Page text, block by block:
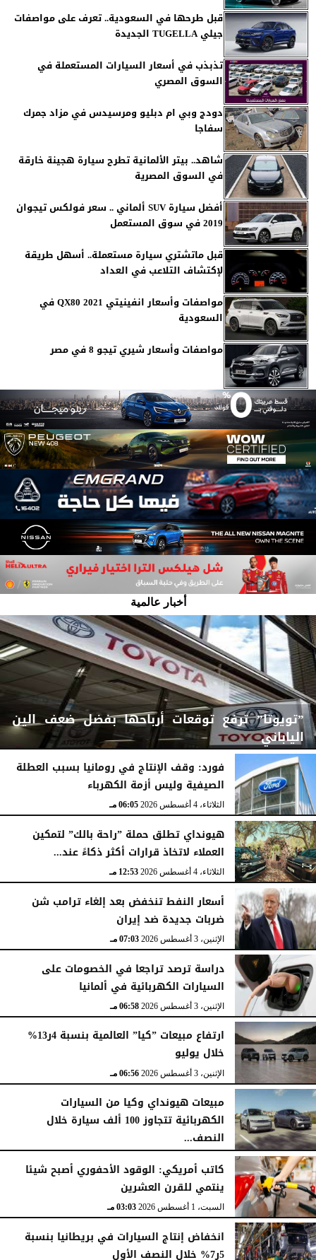
قبل طرحها في السعودية.. تعرف على مواصفات
جيلي TUGELLA الجديدة
تذبذب في أسعار السيارات المستعملة في
السوق المصري
دودج وبي ام دبليو ومرسيدس في مزاد جمرك
سفاجا
شاهد.. بيتر الألمانية تطرح سيارة هجينة خارقة
في السوق المصرية
أفضل سيارة SUV ألماني .. سعر فولكس تيجوان
2019 في سوق المستعمل
قبل ماتشتري سيارة مستعملة.. أسهل طريقة
لإكتشاف التلاعب في العداد
مواصفات وأسعار انفينيتي QX80 2021 في
السعودية
مواصفات وأسعار شيري تيجو 8 في مصر
أخبار عالمية
”تويوتا” ترفع توقعات أرباحها بفضل ضعف الين
الياباني
الثلاثاء، 4 أغسطس 2026 06:06 مـ
فورد: وقف الإنتاج في رومانيا بسبب العطلة
الصيفية وليس أزمة الكهرباء
الثلاثاء، 4 أغسطس 2026 06:05 مـ
هيونداي تطلق حملة ”راحة بالك” لتمكين
العملاء لاتخاذ قرارات أكثر ذكاءً عند...
الثلاثاء، 4 أغسطس 2026 12:53 مـ
أسعار النفط تنخفض بعد إلغاء ترامب شن
ضربات جديدة ضد إيران
الإثنين، 3 أغسطس 2026 07:03 مـ
دراسة ترصد تراجعا في الخصومات على
السيارات الكهربائية في ألمانيا
الإثنين، 3 أغسطس 2026 06:58 مـ
ارتفاع مبيعات ”كيا” العالمية بنسبة 4ر13%
خلال يوليو
الإثنين، 3 أغسطس 2026 06:56 مـ
مبيعات هيونداي وكيا من السيارات
الكهربائية تتجاوز 100 ألف سيارة خلال
النصف...
الأحد، 2 أغسطس 2026 06:17 مـ
كاتب أمريكي: الوقود الأحفوري أصبح شيئا
ينتمي للقرن العشرين
السبت، 1 أغسطس 2026 03:03 مـ
انخفاض إنتاج السيارات في بريطانيا بنسبة
5ر7% خلال النصف الأول